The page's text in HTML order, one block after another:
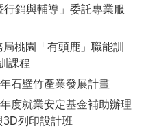
銷與輔導」委託專業服
桃園「有頭鹿」職能訓
課程
石壁竹產業發展計畫
度就業安定基金補助辦理
列印設計班